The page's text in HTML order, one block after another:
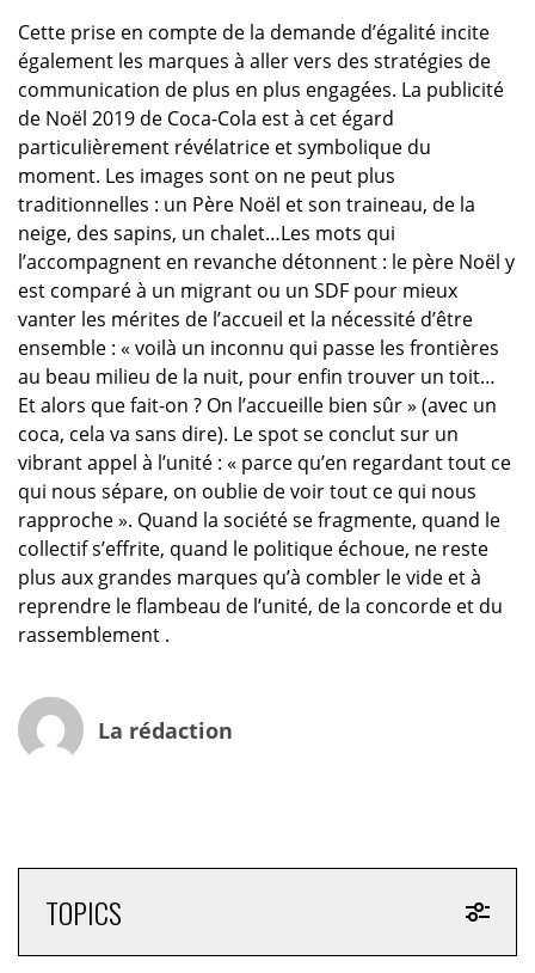
Cette prise en compte de la demande d’égalité incite
également les marques à aller vers des stratégies de
communication de plus en plus engagées. La publicité
de Noël 2019 de Coca-Cola est à cet égard
particulièrement révélatrice et symbolique du
moment. Les images sont on ne peut plus
traditionnelles : un Père Noël et son traineau, de la
neige, des sapins, un chalet…Les mots qui
l’accompagnent en revanche détonnent : le père Noël y
est comparé à un migrant ou un SDF pour mieux
vanter les mérites de l’accueil et la nécessité d’être
ensemble : « voilà un inconnu qui passe les frontières
au beau milieu de la nuit, pour enfin trouver un toit…
Et alors que fait-on ? On l’accueille bien sûr » (avec un
coca, cela va sans dire). Le spot se conclut sur un
vibrant appel à l’unité : « parce qu’en regardant tout ce
qui nous sépare, on oublie de voir tout ce qui nous
rapproche ». Quand la société se fragmente, quand le
collectif s’effrite, quand le politique échoue, ne reste
plus aux grandes marques qu’à combler le vide et à
reprendre le flambeau de l’unité, de la concorde et du
rassemblement .
La rédaction
TOPICS